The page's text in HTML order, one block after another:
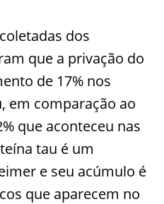
dos
que a privação do
de 17% nos
em comparação ao
que aconteceu nas
tau é um
e seu acúmulo é
que aparecem no